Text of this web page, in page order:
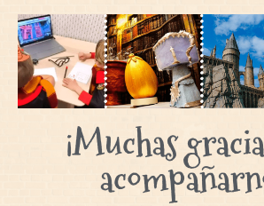
¡Muchas